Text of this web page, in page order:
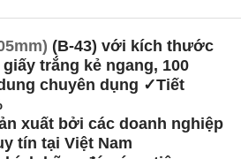
(B-43) với kích thước
trắng kẻ ngang, 100
chuyên dụng ✓Tiết
xuất bởi các doanh nghiệp
tín tại Việt Nam